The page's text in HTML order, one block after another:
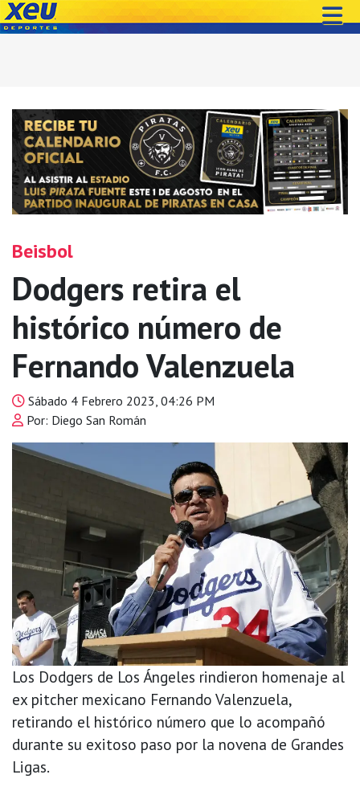
Beisbol
Dodgers retira el
histórico número de
Fernando Valenzuela
Sábado 4 Febrero 2023, 04:26 PM
Por: Diego San Román
Los Dodgers de Los Ángeles rindieron homenaje al
ex pitcher mexicano Fernando Valenzuela,
retirando el histórico número que lo acompañó
durante su exitoso paso por la novena de Grandes
Ligas.